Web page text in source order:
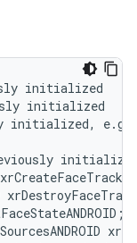
initialized
initialized
initialized, e.g
;